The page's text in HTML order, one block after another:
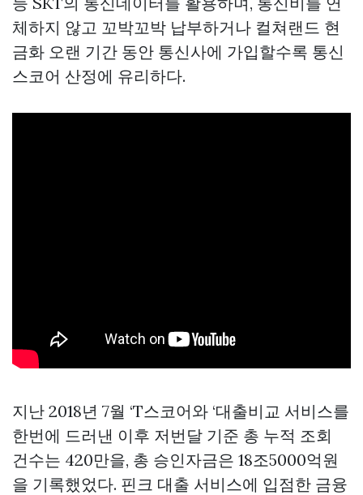
체하지 않고 꼬박꼬박 납부하거나 컬쳐랜드 현
금화 오랜 기간 동안 통신사에 가입할수록 통신
스코어 산정에 유리하다.
지난 2018년 7월 ‘T스코어와 ‘대출비교 서비스를
한번에 드러낸 이후 저번달 기준 총 누적 조회
건수는 420만을, 총 승인자금은 18조5000억원
을 기록했었다. 핀크 대출 서비스에 입점한 금융